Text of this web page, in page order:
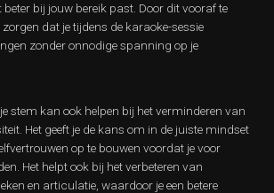
bij jouw bereik past. Door dit vooraf te
dat je tijdens de karaoke-sessie
zonder onnodige spanning op je
stem kan ook helpen bij het verminderen van
Het geeft je de kans om in de juiste mindset
op te bouwen voordat je voor
Het helpt ook bij het verbeteren van
en articulatie, waardoor je een betere